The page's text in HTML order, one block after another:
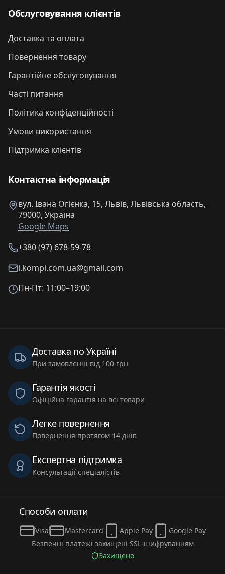
Обслуговування клієнтів
Доставка та оплата
Повернення товару
Гарантійне обслуговування
Часті питання
Політика конфіденційності
Умови використання
Підтримка клієнтів
Контактна інформація
вул. Івана Огієнка, 15, Львів, Львівська область,
79000, Україна
Google Maps
+380 (97) 678-59-78
i.kompi.com.ua@gmail.com
Пн-Пт: 11:00–19:00
Доставка по Україні
При замовленні від 100 грн
Гарантія якості
Офіційна гарантія на всі товари
Легке повернення
Повернення протягом 14 днів
Експертна підтримка
Консультації спеціалістів
Способи оплати
Visa Mastercard Apple Pay
Google Pay
Безпечні платежі захищені SSL-шифруванням
Захищено